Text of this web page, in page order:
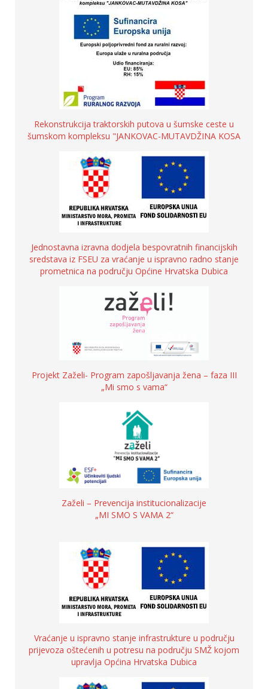
Rekonstrukcija traktorskih putova u šumske ceste u
šumskom kompleksu "JANKOVAC-MUTAVDŽINA KOSA
Jednostavna izravna dodjela bespovratnih financijskih
sredstava iz FSEU za vraćanje u ispravno radno stanje
prometnica na području Općine Hrvatska Dubica
Projekt Zaželi- Program zapošljavanja žena – faza III
„Mi smo s vama“
Zaželi – Prevencija institucionalizacije
„MI SMO S VAMA 2“
Vraćanje u ispravno stanje infrastrukture u području
prijevoza oštećenih u potresu na području SMŽ kojom
upravlja Općina Hrvatska Dubica